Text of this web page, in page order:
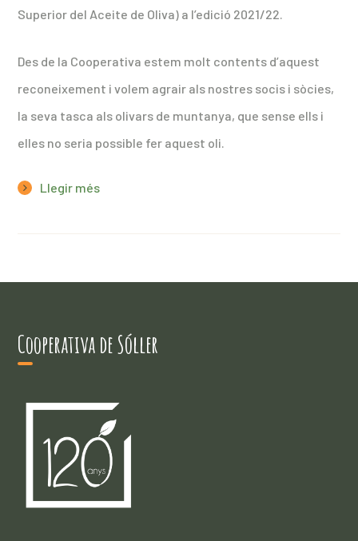
Superior del Aceite de Oliva) a l’edició 2021/22.
Des de la Cooperativa estem molt contents d’aquest
reconeixement i volem agrair als nostres socis i sòcies,
la seva tasca als olivars de muntanya, que sense ells i
elles no seria possible fer aquest oli.
Llegir més
Cooperativa de Sóller